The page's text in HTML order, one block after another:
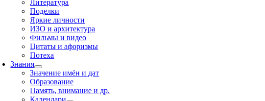
Литература
Поделки
Яркие личности
ИЗО и архитектура
Фильмы и видео
Цитаты и афоризмы
Потеха
Знания
Значение имён и дат
Образование
Память, внимание и др.
Календари